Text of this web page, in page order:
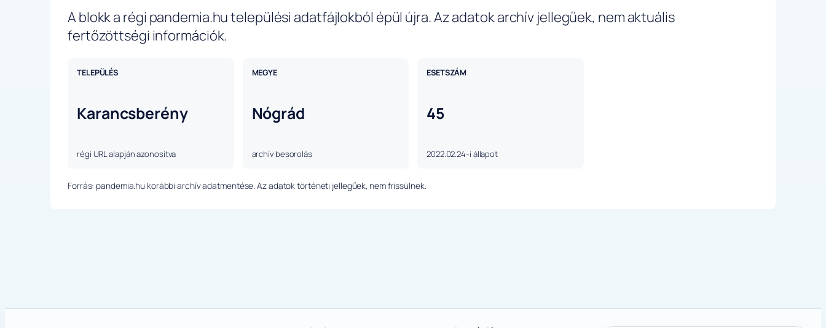
A blokk a régi pandemia.hu települési adatfájlokból épül újra. Az adatok archív jellegűek, nem aktuális
fertőzöttségi információk.
TELEPÜLÉS
Karancsberény
régi URL alapján azonosítva
MEGYE
Nógrád
archív besorolás
ESETSZÁM
45
2022.02.24-i állapot
Forrás: pandemia.hu korábbi archív adatmentése. Az adatok történeti jellegűek, nem frissülnek.